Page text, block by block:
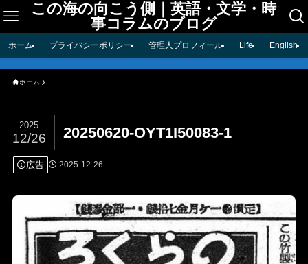
この海の向こう側｜英語・文学・時
事コラムのブログ
ホーム プライバシーポリシー 管理人プロフィール Life English
ホーム
20250620-OYT1I50083-1
2025
12/26
広告 2025-12-26